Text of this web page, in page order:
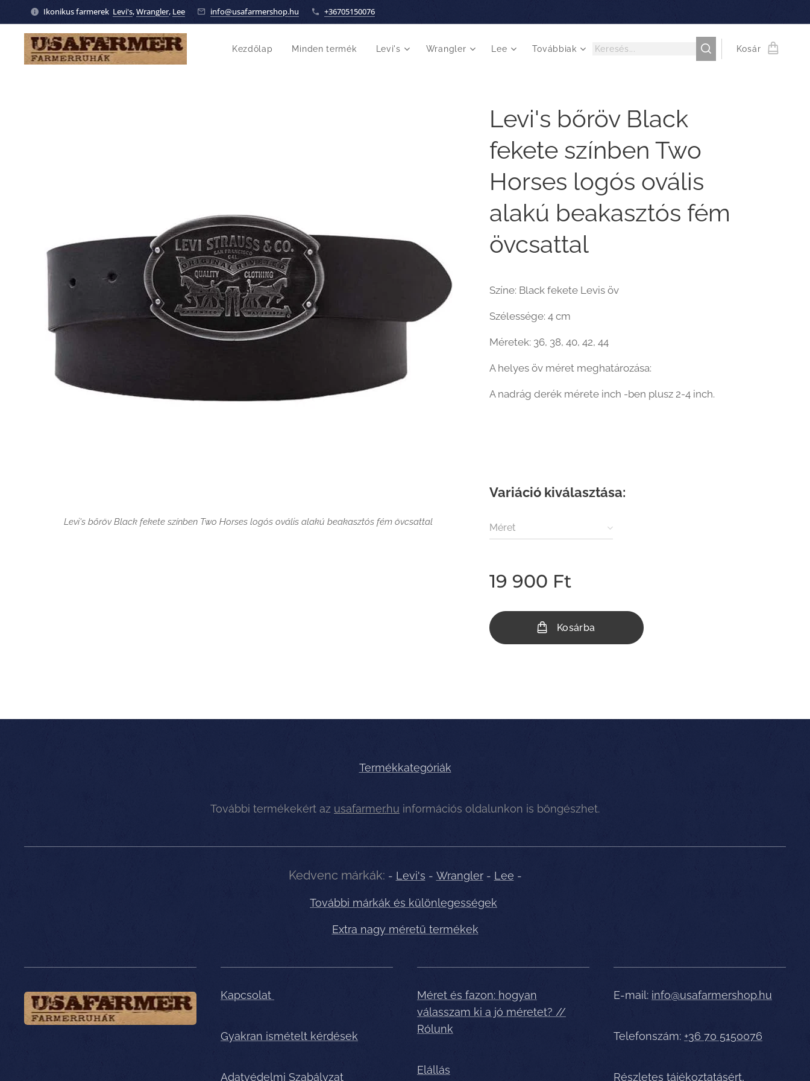
Ikonikus farmerek Levi's,Wrangler, Lee info@usafarmershop.hu +36705150076
Kezdőlap Minden termék Levi's Wrangler Lee Továbbiak Kosár
Levi's bőröv Black
fekete színben Two
Horses logós ovális
alakú beakasztós fém
övcsattal
Levi's bőröv Black fekete színben Two Horses logós ovális alakú beakasztós fém övcsattal
Színe: Black fekete Levis öv
Szélessége: 4 cm
Méretek: 36, 38, 40, 42, 44
A helyes öv méret meghatározása:
A nadrág derék mérete inch -ben plusz 2-4 inch.
Variáció kiválasztása:
Méret
19 900 Ft
Kosárba
Termékkategóriák
További termékekért az usafarmer.hu információs oldalunkon is böngészhet.
Kedvenc márkák: - Levi's - Wrangler- Lee -
További márkák és különlegességek
Extra nagy méretű termékek
Kapcsolat
Gyakran ismételt kérdések
Adatvédelmi Szabályzat
Méret és fazon: hogyan
válasszam ki a jó méretet? //
Rólunk
Elállás
E-mail: info@usafarmershop.hu
Telefonszám: +36 70 5150076
Részletes tájékoztatásért,